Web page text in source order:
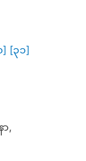
] [၃၁]
,